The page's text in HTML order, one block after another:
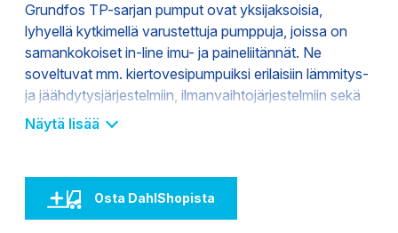
Grundfos TP-sarjan pumput ovat yksijaksoisia,
lyhyellä kytkimellä varustettuja pumppuja, joissa on
samankokoiset in-line imu- ja paineliitännät. Ne
soveltuvat mm. kiertovesipumpuiksi erilaisiin lämmitys-
ja jäähdytysjärjestelmiin, ilmanvaihtojärjestelmiin sekä
raakaveden pumppaukseen laajan tuottoalueensa
on varustettu IE3-luokan sähkömoottoreilla. TP-
pumput varustetaan vakiona vedelle ja vesi-
glykoliliukselle sopivalla BQQE-akselitiivisteellä. TP
Näytä lisää
Osta DahlShopista